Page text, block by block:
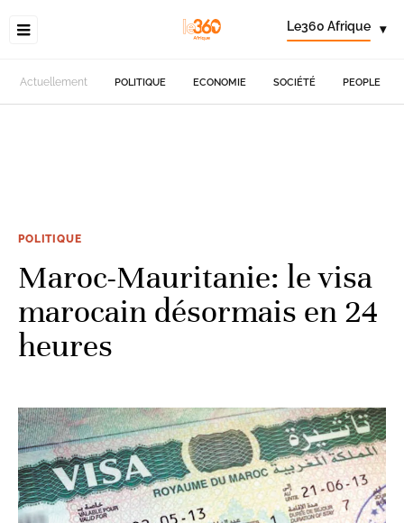
Le360 Afrique ▾
Actuellement POLITIQUE ECONOMIE SOCIÉTÉ PEOPLE
POLITIQUE
Maroc-Mauritanie: le visa
marocain désormais en 24
heures